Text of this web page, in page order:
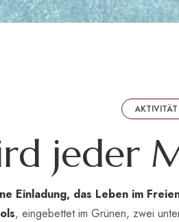
AKTIVITÄT
rd jeder
Einladung, das Leben im
, eingebettet im Grünen, zwei